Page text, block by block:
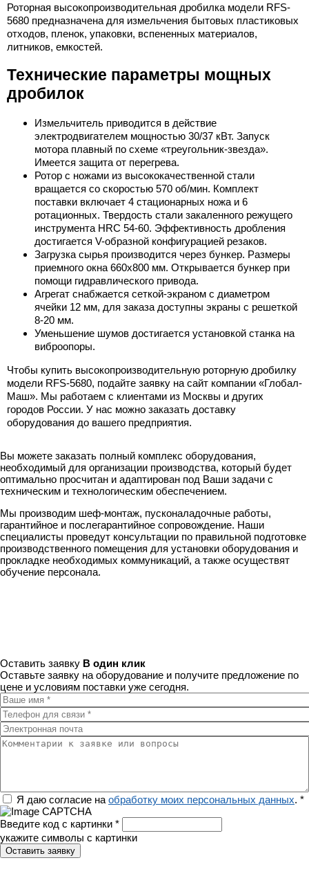
Роторная высокопроизводительная дробилка модели RFS-
5680 предназначена для измельчения бытовых пластиковых
отходов, пленок, упаковки, вспененных материалов,
литников, емкостей.
Технические параметры мощных
дробилок
Измельчитель приводится в действие
электродвигателем мощностью 30/37 кВт. Запуск
мотора плавный по схеме «треугольник-звезда».
Имеется защита от перегрева.
Ротор с ножами из высококачественной стали
вращается со скоростью 570 об/мин. Комплект
поставки включает 4 стационарных ножа и 6
ротационных. Твердость стали закаленного режущего
инструмента HRC 54-60. Эффективность дробления
достигается V-образной конфигурацией резаков.
Загрузка сырья производится через бункер. Размеры
приемного окна 660х800 мм. Открывается бункер при
помощи гидравлического привода.
Агрегат снабжается сеткой-экраном с диаметром
ячейки 12 мм, для заказа доступны экраны с решеткой
8-20 мм.
Уменьшение шумов достигается установкой станка на
виброопоры.
Чтобы купить высокопроизводительную роторную дробилку
модели RFS-5680, подайте заявку на сайт компании «Глобал-
Маш». Мы работаем с клиентами из Москвы и других
городов России. У нас можно заказать доставку
оборудования до вашего предприятия.
Вы можете заказать полный комплекс оборудования,
необходимый для организации производства, который будет
оптимально просчитан и адаптирован под Ваши задачи с
техническим и технологическим обеспечением.
Мы производим шеф-монтаж, пусконаладочные работы,
гарантийное и послегарантийное сопровождение. Наши
специалисты проведут консультации по правильной подготовке
производственного помещения для установки оборудования и
прокладке необходимых коммуникаций, а также осуществят
обучение персонала.
Оставить заявку В один клик
Оставьте заявку на оборудование и получите предложение по
цене и условиям поставки уже сегодня.
Ваше имя*
Телефон для связи
Электронная почта
Комментарии к заявке или вопросы
РегионЯ даю согласие на обработку моих персональных данных. *
Введите код с картинки *
укажите символы с картинки